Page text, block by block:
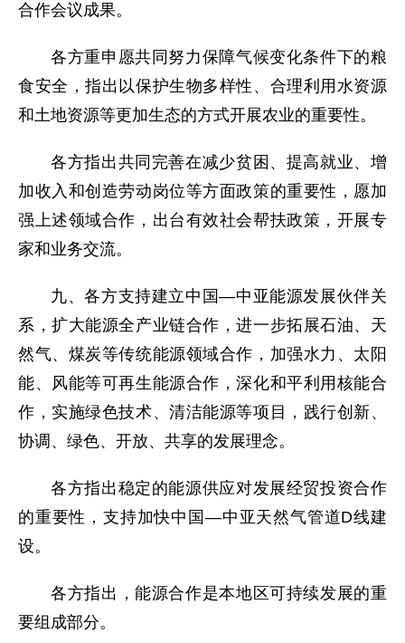
合作会议成果。
各方重申愿共同努力保障气候变化条件下的粮
食安全，指出以保护生物多样性、合理利用水资源
和土地资源等更加生态的方式开展农业的重要性。
各方指出共同完善在减少贫困、提高就业、增
加收入和创造劳动岗位等方面政策的重要性，愿加
强上述领域合作，出台有效社会帮扶政策，开展专
家和业务交流。
九、各方支持建立中国—中亚能源发展伙伴关
系，扩大能源全产业链合作，进一步拓展石油、天
然气、煤炭等传统能源领域合作，加强水力、太阳
能、风能等可再生能源合作，深化和平利用核能合
作，实施绿色技术、清洁能源等项目，践行创新、
协调、绿色、开放、共享的发展理念。
各方指出稳定的能源供应对发展经贸投资合作
的重要性，支持加快中国—中亚天然气管道D线建
设。
各方指出，能源合作是本地区可持续发展的重
要组成部分。